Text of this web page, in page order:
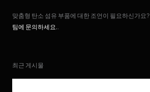
맞춤형 탄소 섬유 부품에 대한 조언이 필요하신가요?
팀에 문의하세요..
최근 게시물